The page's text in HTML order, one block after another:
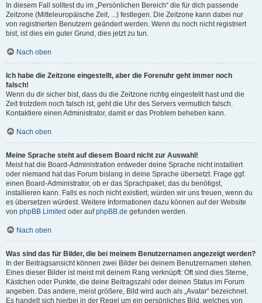
In diesem Fall solltest du im „Persönlichen Bereich“ die für dich passende
Zeitzone (Mitteleuropäische Zeit, ...) festlegen. Die Zeitzone kann dabei nur
von registrierten Benutzern geändert werden. Wenn du noch nicht registriert
bist, ist dies ein guter Grund, dies jetzt zu tun.
Nach oben
Ich habe die Zeitzone eingestellt, aber die Forenuhr geht immer noch
falsch!
Wenn du dir sicher bist, dass du die Zeitzone richtig eingestellt hast und die
Zeit trotzdem noch falsch ist, geht die Uhr des Servers vermutlich falsch.
Kontaktiere einen Administrator, damit er das Problem beheben kann.
Nach oben
Meine Sprache steht auf diesem Board nicht zur Auswahl!
Meist hat die Board-Administration entweder deine Sprache nicht installiert
oder niemand hat das Forum bislang in deine Sprache übersetzt. Frage ggf.
einen Board-Administrator, ob er das Sprachpaket, das du benötigst,
installieren kann. Falls es noch nicht existiert, würden wir uns freuen, wenn du
es übersetzen würdest. Weitere Informationen dazu können auf der Website
von phpBB Limited oder aufphpBB.de gefunden werden.
Nach oben
Was sind das für Bilder, die bei meinem Benutzernamen angezeigt werden?
In der Beitragsansicht können zwei Bilder bei deinem Benutzernamen stehen.
Eines dieser Bilder ist meist mit deinem Rang verknüpft: Oft sind dies Sterne,
Kästchen oder Punkte, die deine Beitragszahl oder deinen Status im Forum
angeben. Das andere, meist größere, Bild wird auch als „Avatar“ bezeichnet.
Es handelt sich hierbei in der Regel um ein persönliches Bild, welches von